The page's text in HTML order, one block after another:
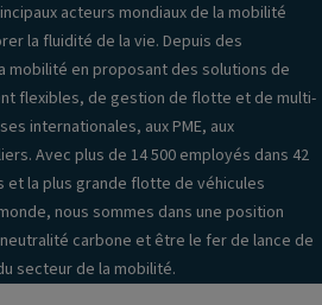
acteurs mondiaux de la mobilité
la fluidité de la vie. Depuis des
mobilité en proposant des solutions de
flexibles, de gestion de flotte et de multi-
internationales, aux PME, aux
Avec plus de 14 500 employés dans 42
et la plus grande flotte de véhicules
nous sommes dans une position
carbone et être le fer de lance de
secteur de la mobilité.